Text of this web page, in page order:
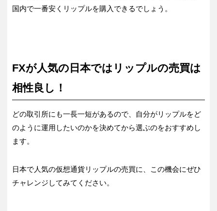
国内で一番安くリップルを購入できるでしょう。
FXが人気の日本ではリップルの売買は
相性良し！
どの取引所にも一長一短があるので、自分がリップルをど
のように運用したいのかを決めてから選ぶのをおすすめし
ます。
日本で人気の仮想通貨リップルの売買に、この機会にぜひ
チャレンジしてみてください。